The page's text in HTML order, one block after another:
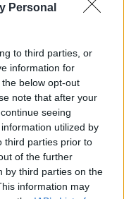
Personal
to third parties, or
information for
below opt-out
note that after your
seeing
utilized by
third parties prior to
of the further
by third parties on the
information may
a Striscia